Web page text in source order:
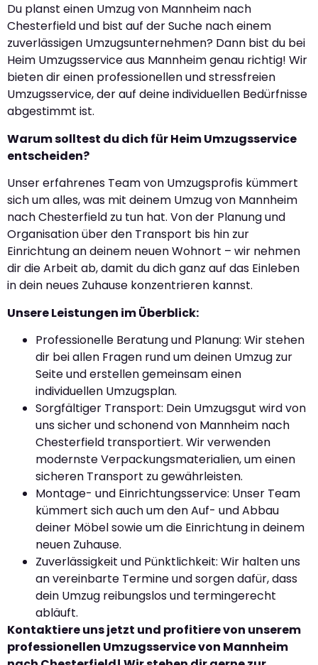
Du planst einen Umzug von Mannheim nach
Chesterfield und bist auf der Suche nach einem
zuverlässigen Umzugsunternehmen? Dann bist du bei
Heim Umzugsservice aus Mannheim genau richtig! Wir
bieten dir einen professionellen und stressfreien
Umzugsservice, der auf deine individuellen Bedürfnisse
abgestimmt ist.
Warum solltest du dich für Heim Umzugsservice
entscheiden?
Unser erfahrenes Team von Umzugsprofis kümmert
sich um alles, was mit deinem Umzug von Mannheim
nach Chesterfield zu tun hat. Von der Planung und
Organisation über den Transport bis hin zur
Einrichtung an deinem neuen Wohnort – wir nehmen
dir die Arbeit ab, damit du dich ganz auf das Einleben
in dein neues Zuhause konzentrieren kannst.
Unsere Leistungen im Überblick:
Professionelle Beratung und Planung: Wir stehen
dir bei allen Fragen rund um deinen Umzug zur
Seite und erstellen gemeinsam einen
individuellen Umzugsplan.
Sorgfältiger Transport: Dein Umzugsgut wird von
uns sicher und schonend von Mannheim nach
Chesterfield transportiert. Wir verwenden
modernste Verpackungsmaterialien, um einen
sicheren Transport zu gewährleisten.
Montage- und Einrichtungsservice: Unser Team
kümmert sich auch um den Auf- und Abbau
deiner Möbel sowie um die Einrichtung in deinem
neuen Zuhause.
Zuverlässigkeit und Pünktlichkeit: Wir halten uns
an vereinbarte Termine und sorgen dafür, dass
dein Umzug reibungslos und termingerecht
abläuft.
Kontaktiere uns jetzt und profitiere von unserem
professionellen Umzugsservice von Mannheim